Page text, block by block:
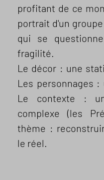
profitant de ce
portrait d'un
qui se
fragilité.
Le décor : une
Les personnages
Le contexte :
complexe (les
thème :
le réel.